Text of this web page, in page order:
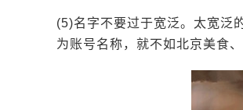
(5)名字不要过于宽泛。太宽泛
为账号名称，就不如北京美食